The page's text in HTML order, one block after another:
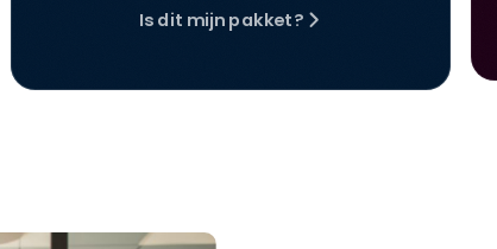
Is dit mijn pakket?